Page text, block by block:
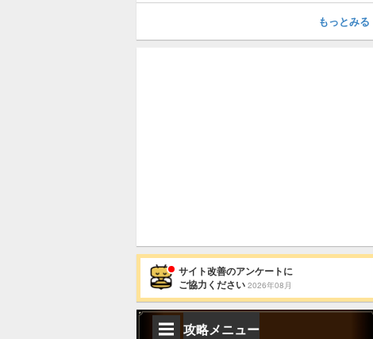
もっとみる
サイト改善のアンケートに
ご協力ください 2026年08月
攻略メニュー